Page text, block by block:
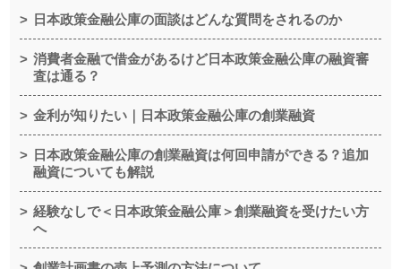
日本政策金融公庫の面談はどんな質問をされるのか
消費者金融で借金があるけど日本政策金融公庫の融資審
査は通る？
金利が知りたい｜日本政策金融公庫の創業融資
日本政策金融公庫の創業融資は何回申請ができる？追加
融資についても解説
経験なしで＜日本政策金融公庫＞創業融資を受けたい方
へ